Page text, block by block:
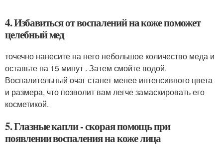
4. Избавиться от воспалений на коже поможет
целебный мед
точечно нанесите на него небольшое количество меда и
оставьте на 15 минут . Затем смойте водой.
Воспалительный очаг станет менее интенсивного цвета
и размера, что позволит вам легче замаскировать его
косметикой.
5. Глазные капли - скорая помощь при
появлении воспаления на коже лица